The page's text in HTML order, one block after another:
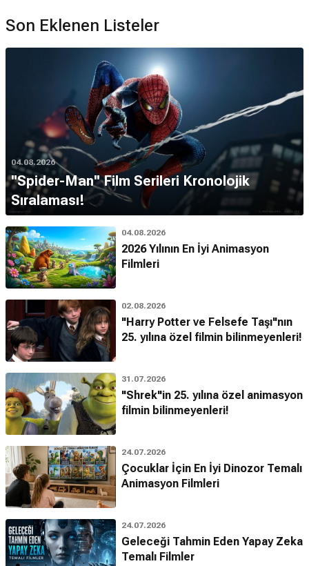
Son Eklenen Listeler
04.08.2026
''Spider-Man'' Film Serileri Kronolojik
Sıralaması!
04.08.2026
2026 Yılının En İyi Animasyon
Filmleri
02.08.2026
"Harry Potter ve Felsefe Taşı"nın
25. yılına özel filmin bilinmeyenleri!
31.07.2026
"Shrek"in 25. yılına özel animasyon
filmin bilinmeyenleri!
24.07.2026
Çocuklar İçin En İyi Dinozor Temalı
Animasyon Filmleri
24.07.2026
Geleceği Tahmin Eden Yapay Zeka
Temalı Filmler